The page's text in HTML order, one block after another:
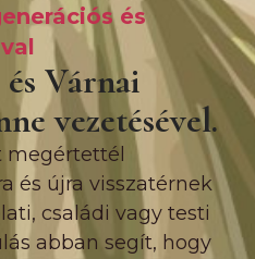
és
Várnai
vezetésével.
megértettél
és újra visszatérnek
családi vagy testi
abban segít, hogy